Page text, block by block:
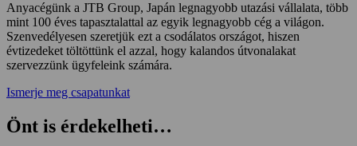
Anyacégünk a JTB Group, Japán legnagyobb utazási vállalata, több
mint 100 éves tapasztalattal az egyik legnagyobb cég a világon.
Szenvedélyesen szeretjük ezt a csodálatos országot, hiszen
évtizedeket töltöttünk el azzal, hogy kalandos útvonalakat
szervezzünk ügyfeleink számára.
Ismerje meg csapatunkat
Önt is érdekelheti…